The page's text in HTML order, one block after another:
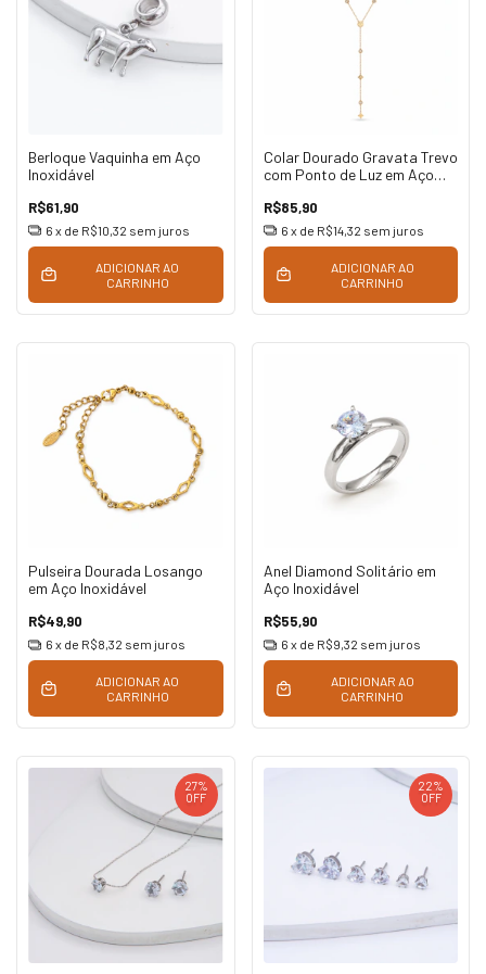
Berloque Vaquinha em Aço
Inoxidável
R$61,90
6 x de R$10,32 sem juros
ADICIONAR AO
CARRINHO
Colar Dourado Gravata Trevo
com Ponto de Luz em Aço
R$85,90
6 x de R$14,32 sem juros
ADICIONAR AO
CARRINHO
Pulseira Dourada Losango
em Aço Inoxidável
R$49,90
6 x de R$8,32 sem juros
ADICIONAR AO
CARRINHO
Anel Diamond Solitário em
Aço Inoxidável
R$55,90
6 x de R$9,32 sem juros
ADICIONAR AO
CARRINHO
27%
OFF
22%
OFF